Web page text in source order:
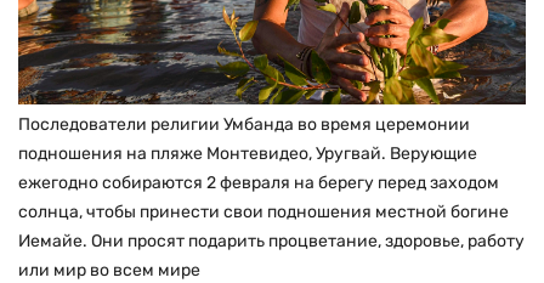
Последователи религии Умбанда во время церемонии
подношения на пляже Монтевидео, Уругвай. Верующие
ежегодно собираются 2 февраля на берегу перед заходом
солнца, чтобы принести свои подношения местной богине
Иемайе. Они просят подарить процветание, здоровье, работу
или мир во всем мире